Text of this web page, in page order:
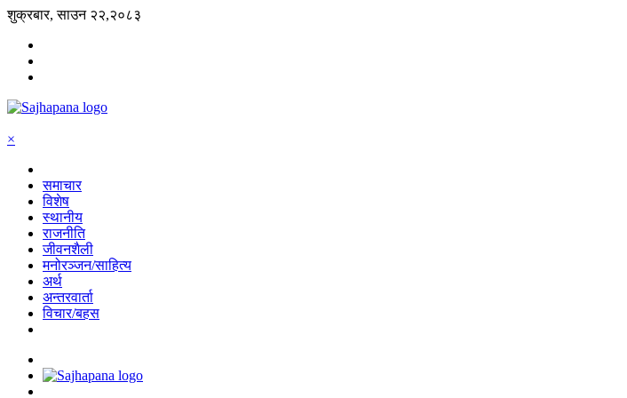
शुक्रबार, साउन २२,२०८३
×
समाचार
विशेष
स्थानीय
राजनीति
जीवनशैली
मनोरञ्जन/साहित्य
अर्थ
अन्तरवार्ता
विचार/बहस